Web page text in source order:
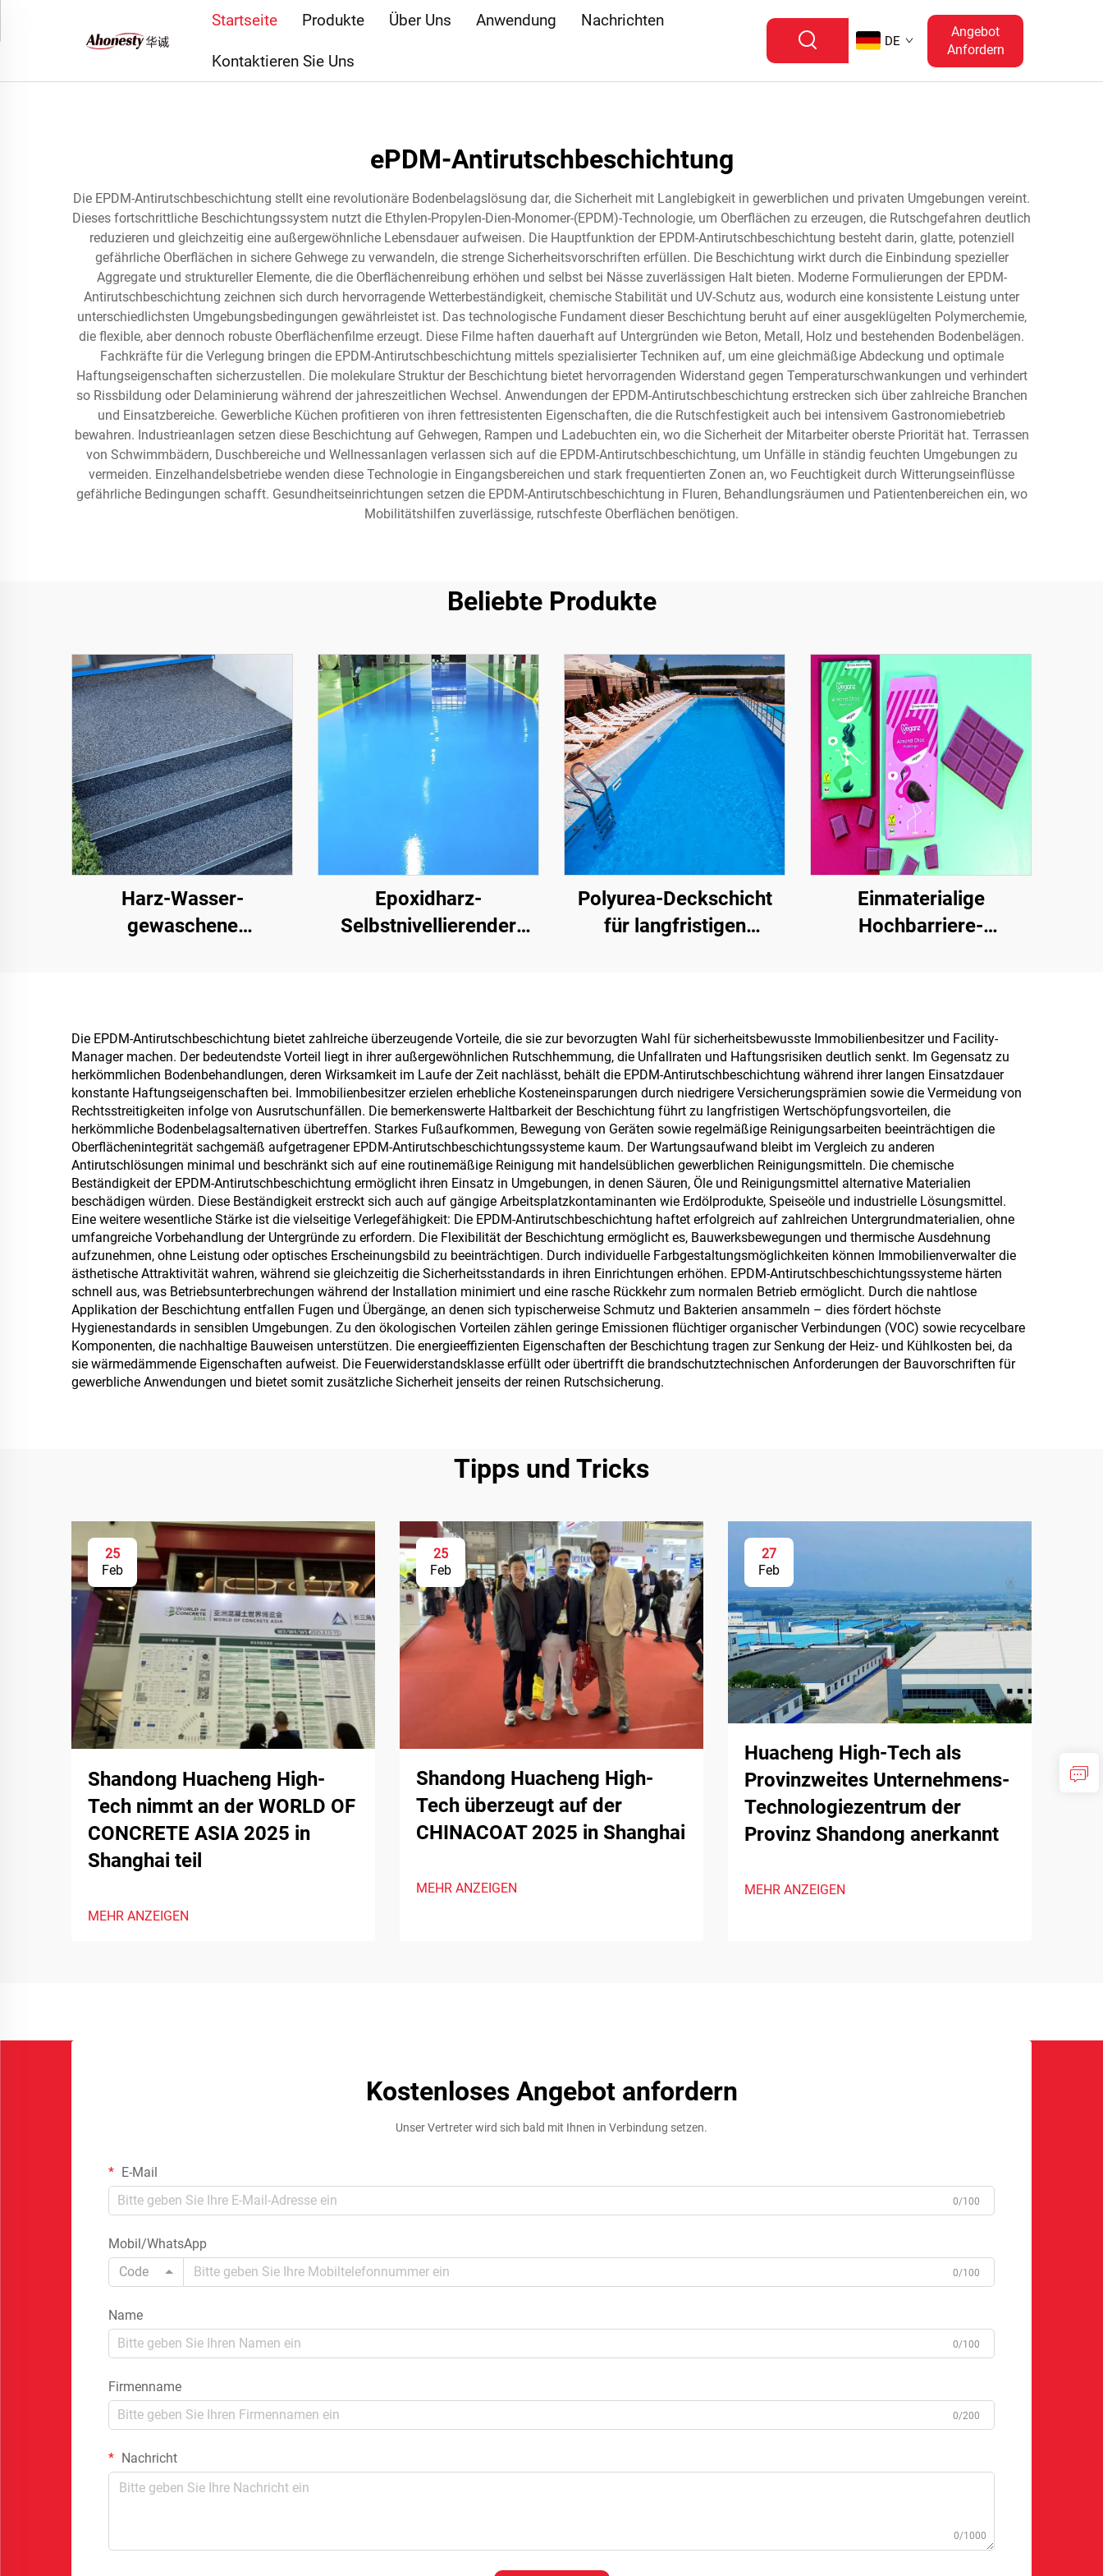
Startseite Produkte Über Uns Anwendung Nachrichten
Kontaktieren Sie Uns
DE
Angebot
Anfordern
ePDM-Antirutschbeschichtung
Die EPDM-Antirutschbeschichtung stellt eine revolutionäre Bodenbelagslösung dar, die Sicherheit mit Langlebigkeit in gewerblichen und privaten Umgebungen vereint.
Dieses fortschrittliche Beschichtungssystem nutzt die Ethylen-Propylen-Dien-Monomer-(EPDM)-Technologie, um Oberflächen zu erzeugen, die Rutschgefahren deutlich
reduzieren und gleichzeitig eine außergewöhnliche Lebensdauer aufweisen. Die Hauptfunktion der EPDM-Antirutschbeschichtung besteht darin, glatte, potenziell
gefährliche Oberflächen in sichere Gehwege zu verwandeln, die strenge Sicherheitsvorschriften erfüllen. Die Beschichtung wirkt durch die Einbindung spezieller
Aggregate und struktureller Elemente, die die Oberflächenreibung erhöhen und selbst bei Nässe zuverlässigen Halt bieten. Moderne Formulierungen der EPDM-
Antirutschbeschichtung zeichnen sich durch hervorragende Wetterbeständigkeit, chemische Stabilität und UV-Schutz aus, wodurch eine konsistente Leistung unter
unterschiedlichsten Umgebungsbedingungen gewährleistet ist. Das technologische Fundament dieser Beschichtung beruht auf einer ausgeklügelten Polymerchemie,
die flexible, aber dennoch robuste Oberflächenfilme erzeugt. Diese Filme haften dauerhaft auf Untergründen wie Beton, Metall, Holz und bestehenden Bodenbelägen.
Fachkräfte für die Verlegung bringen die EPDM-Antirutschbeschichtung mittels spezialisierter Techniken auf, um eine gleichmäßige Abdeckung und optimale
Haftungseigenschaften sicherzustellen. Die molekulare Struktur der Beschichtung bietet hervorragenden Widerstand gegen Temperaturschwankungen und verhindert
so Rissbildung oder Delaminierung während der jahreszeitlichen Wechsel. Anwendungen der EPDM-Antirutschbeschichtung erstrecken sich über zahlreiche Branchen
und Einsatzbereiche. Gewerbliche Küchen profitieren von ihren fettresistenten Eigenschaften, die die Rutschfestigkeit auch bei intensivem Gastronomiebetrieb
bewahren. Industrieanlagen setzen diese Beschichtung auf Gehwegen, Rampen und Ladebuchten ein, wo die Sicherheit der Mitarbeiter oberste Priorität hat. Terrassen
von Schwimmbädern, Duschbereiche und Wellnessanlagen verlassen sich auf die EPDM-Antirutschbeschichtung, um Unfälle in ständig feuchten Umgebungen zu
vermeiden. Einzelhandelsbetriebe wenden diese Technologie in Eingangsbereichen und stark frequentierten Zonen an, wo Feuchtigkeit durch Witterungseinflüsse
gefährliche Bedingungen schafft. Gesundheitseinrichtungen setzen die EPDM-Antirutschbeschichtung in Fluren, Behandlungsräumen und Patientenbereichen ein, wo
Mobilitätshilfen zuverlässige, rutschfeste Oberflächen benötigen.
Beliebte Produkte
Harz-Wasser-
gewaschene
Kristallsteine,
Steinteppich für
gewerbliche und private
Anwendungen
Epoxidharz-
Selbstnivellierender
Wohnprojekte
Polyurea-Deckschicht
für langfristigen
Einmaterialige
Hochbarriere-
Kaffee, Nüssen,
Schokolade, Gebäck und
Gewürzen
Die EPDM-Antirutschbeschichtung bietet zahlreiche überzeugende Vorteile, die sie zur bevorzugten Wahl für sicherheitsbewusste Immobilienbesitzer und Facility-
Manager machen. Der bedeutendste Vorteil liegt in ihrer außergewöhnlichen Rutschhemmung, die Unfallraten und Haftungsrisiken deutlich senkt. Im Gegensatz zu
herkömmlichen Bodenbehandlungen, deren Wirksamkeit im Laufe der Zeit nachlässt, behält die EPDM-Antirutschbeschichtung während ihrer langen Einsatzdauer
konstante Haftungseigenschaften bei. Immobilienbesitzer erzielen erhebliche Kosteneinsparungen durch niedrigere Versicherungsprämien sowie die Vermeidung von
Rechtsstreitigkeiten infolge von Ausrutschunfällen. Die bemerkenswerte Haltbarkeit der Beschichtung führt zu langfristigen Wertschöpfungsvorteilen, die
herkömmliche Bodenbelagsalternativen übertreffen. Starkes Fußaufkommen, Bewegung von Geräten sowie regelmäßige Reinigungsarbeiten beeinträchtigen die
Oberflächenintegrität sachgemäß aufgetragener EPDM-Antirutschbeschichtungssysteme kaum. Der Wartungsaufwand bleibt im Vergleich zu anderen
Antirutschlösungen minimal und beschränkt sich auf eine routinemäßige Reinigung mit handelsüblichen gewerblichen Reinigungsmitteln. Die chemische
Beständigkeit der EPDM-Antirutschbeschichtung ermöglicht ihren Einsatz in Umgebungen, in denen Säuren, Öle und Reinigungsmittel alternative Materialien
beschädigen würden. Diese Beständigkeit erstreckt sich auch auf gängige Arbeitsplatzkontaminanten wie Erdölprodukte, Speiseöle und industrielle Lösungsmittel.
Eine weitere wesentliche Stärke ist die vielseitige Verlegefähigkeit: Die EPDM-Antirutschbeschichtung haftet erfolgreich auf zahlreichen Untergrundmaterialien, ohne
umfangreiche Vorbehandlung der Untergründe zu erfordern. Die Flexibilität der Beschichtung ermöglicht es, Bauwerksbewegungen und thermische Ausdehnung
aufzunehmen, ohne Leistung oder optisches Erscheinungsbild zu beeinträchtigen. Durch individuelle Farbgestaltungsmöglichkeiten können Immobilienverwalter die
ästhetische Attraktivität wahren, während sie gleichzeitig die Sicherheitsstandards in ihren Einrichtungen erhöhen. EPDM-Antirutschbeschichtungssysteme härten
schnell aus, was Betriebsunterbrechungen während der Installation minimiert und eine rasche Rückkehr zum normalen Betrieb ermöglicht. Durch die nahtlose
Applikation der Beschichtung entfallen Fugen und Übergänge, an denen sich typischerweise Schmutz und Bakterien ansammeln – dies fördert höchste
Hygienestandards in sensiblen Umgebungen. Zu den ökologischen Vorteilen zählen geringe Emissionen flüchtiger organischer Verbindungen (VOC) sowie recycelbare
Komponenten, die nachhaltige Bauweisen unterstützen. Die energieeffizienten Eigenschaften der Beschichtung tragen zur Senkung der Heiz- und Kühlkosten bei, da
sie wärmedämmende Eigenschaften aufweist. Die Feuerwiderstandsklasse erfüllt oder übertrifft die brandschutztechnischen Anforderungen der Bauvorschriften für
gewerbliche Anwendungen und bietet somit zusätzliche Sicherheit jenseits der reinen Rutschsicherung.
Tipps und Tricks
25
Feb
Shandong Huacheng High-
Tech nimmt an der WORLD OF
CONCRETE ASIA 2025 in
Shanghai teil
MEHR ANZEIGEN
25
Feb
Shandong Huacheng High-
Tech überzeugt auf der
CHINACOAT 2025 in Shanghai
MEHR ANZEIGEN
27
Feb
Huacheng High-Tech als
Provinzweites Unternehmens-
Technologiezentrum der
Provinz Shandong anerkannt
MEHR ANZEIGEN
Kostenloses Angebot anfordern
Unser Vertreter wird sich bald mit Ihnen in Verbindung setzen.
E-Mail
0/100
Mobil/WhatsApp
Code
0/100
Name
0/100
Firmenname
0/200
Nachricht
0/1000